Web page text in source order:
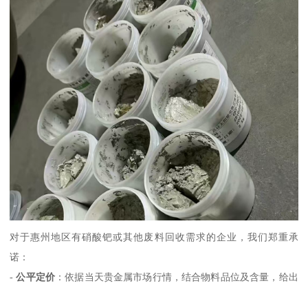
对于惠州地区有硝酸钯或其他废料回收需求的企业，我们郑重承
诺：
-公平定价 ：依据当天贵金属市场行情，结合物料品位及含量，给出